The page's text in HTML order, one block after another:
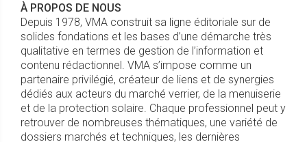
À PROPOS DE NOUS
Depuis 1978, VMA construit sa ligne éditoriale sur de
solides fondations et les bases d’une démarche très
qualitative en termes de gestion de l’information et
contenu rédactionnel. VMA s’impose comme un
partenaire privilégié, créateur de liens et de synergies
dédiés aux acteurs du marché verrier, de la menuiserie
et de la protection solaire. Chaque professionnel peut y
retrouver de nombreuses thématiques, une variété de
dossiers marchés et techniques, les dernières